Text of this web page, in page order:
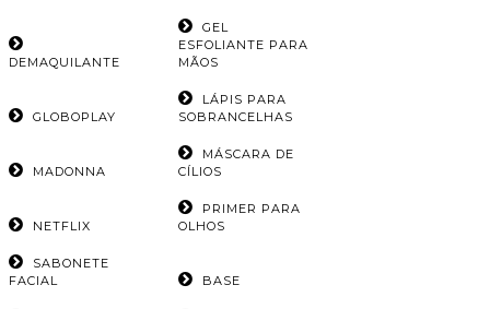
DEMAQUILANTE
GEL
ESFOLIANTE PARA
MÃOS
GLOBOPLAY
LÁPIS PARA
SOBRANCELHAS
MADONNA
MÁSCARA DE
CÍLIOS
NETFLIX
PRIMER PARA
OLHOS
SABONETE
FACIAL
BASE